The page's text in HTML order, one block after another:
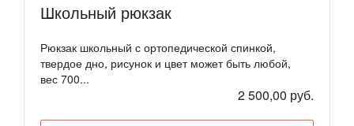
Школьный рюкзак
Рюкзак школьный с ортопедической спинкой,
твердое дно, рисунок и цвет может быть любой,
вес 700...
2 500,00 руб.